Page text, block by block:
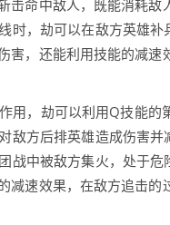
击命中敌人，既能消耗
时，劫可以在敌方英雄
害，还能利用技能的减
用，劫可以利用Q技能
敌方后排英雄造成伤害
中被敌方集火，处于危
减速效果，在敌方追击